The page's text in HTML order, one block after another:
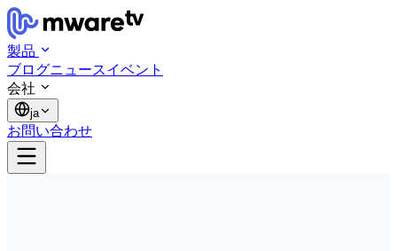
製品
ブログニュースイベント
会社
ja
お問い合わせ